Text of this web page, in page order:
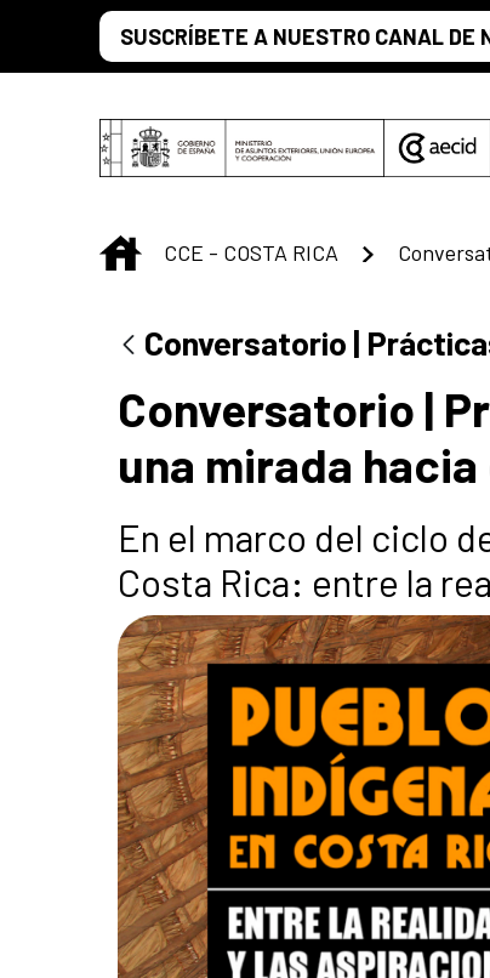
Saltar al contenido principal
SUSCRÍBETE A NUESTRO CANAL DE
INICIO
CCE - COSTA RICA
Conversatorio |
Conversatorio |
una mirada
En el marco del ciclo
Costa Rica: entre la